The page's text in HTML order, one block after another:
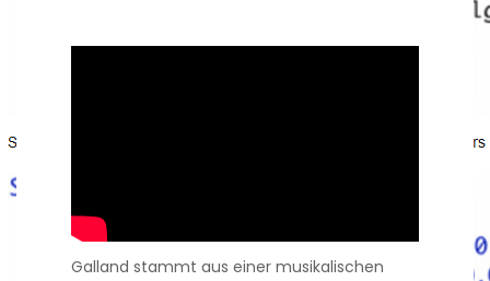
Galland stammt aus einer musikalischen